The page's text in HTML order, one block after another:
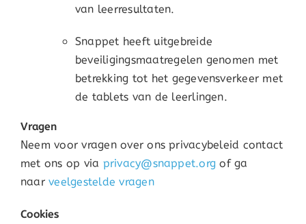
van leerresultaten.
Snappet heeft uitgebreide
beveiligingsmaatregelen genomen met
betrekking tot het gegevensverkeer met
de tablets van de leerlingen.
Vragen
Neem voor vragen over ons privacybeleid contact
met ons op via privacy@snappet.org of ga
naarveelgestelde vragen
Cookies